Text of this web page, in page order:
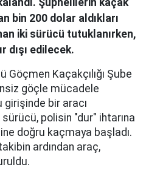
Şüphelilerin kaçak
bin 200 dolar aldıkları
iki sürücü tutuklanırken,
dışı edilecek.
Göçmen Kaçakçılığı Şube
göçle mücadele
girişinde bir aracı
polisin "dur" ihtarına
doğru kaçmaya başladı.
ardından araç,